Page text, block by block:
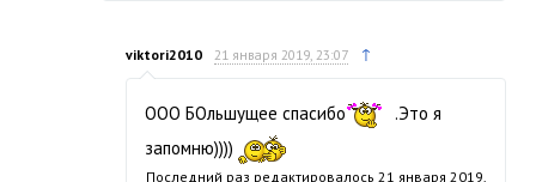
viktori2010 21 января 2019, 23:07 ↑
ООО БОльшущее спасибо
.Это я
запомню))))
Последний раз редактировалось 21 января 2019,